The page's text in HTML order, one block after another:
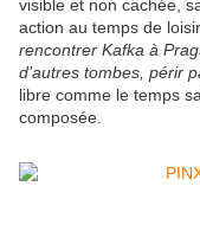
visible et non cachée,
action au temps de
rencontrer Kafka à
d’autres tombes, périr
libre comme le temps
composée.